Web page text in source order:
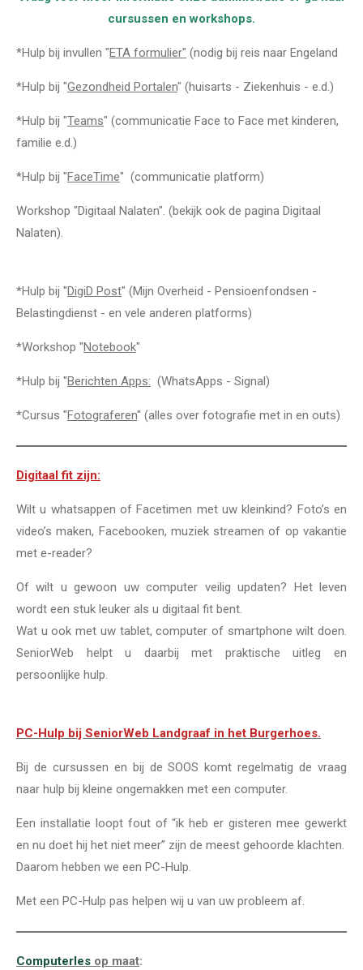
cursussen en workshops.
*Hulp bij invullen "ETA formulier" (nodig bij reis naar Engeland
*Hulp bij "Gezondheid Portalen" (huisarts - Ziekenhuis - e.d.)
*Hulp bij "Teams" (communicatie Face to Face met kinderen,
familie e.d.)
*Hulp bij "FaceTime" (communicatie platform)
Workshop "Digitaal Nalaten". (bekijk ook de pagina Digitaal
Nalaten).
*Hulp bij "DigiD Post" (Mijn Overheid - Pensioenfondsen -
Belastingdienst - en vele anderen platforms)
*Workshop "Notebook"
*Hulp bij "Berichten Apps: (WhatsApps - Signal)
*Cursus "Fotograferen" (alles over fotografie met in en outs)
Digitaal fit zijn:
Wilt u whatsappen of Facetimen met uw kleinkind? Foto’s en
video’s maken, Facebooken, muziek streamen of op vakantie
met e-reader?
Of wilt u gewoon uw computer veilig updaten? Het leven
wordt een stuk leuker als u digitaal fit bent.
Wat u ook met uw tablet, computer of smartphone wilt doen.
SeniorWeb helpt u daarbij met praktische uitleg en
persoonlijke hulp.
PC-Hulp bij SeniorWeb Landgraaf in het Burgerhoes.
Bij de cursussen en bij de SOOS komt regelmatig de vraag
naar hulp bij kleine ongemakken met een computer.
Een installatie loopt fout of “ik heb er gisteren mee gewerkt
en nu doet hij het niet meer” zijn de meest gehoorde klachten.
Daarom hebben we een PC-Hulp.
Met een PC-Hulp pas helpen wij u van uw probleem af.
Computerles op maat: